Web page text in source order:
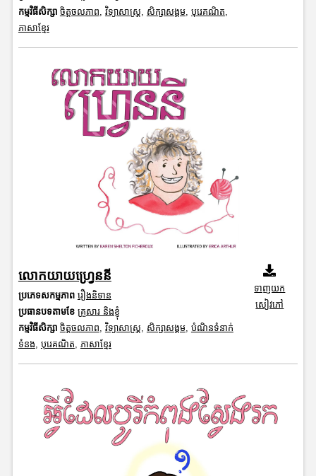
កម្មវិធីសិក្សា ចិត្តចលភាព វិទ្យាសាស្រ្ត សិក្សាសង្គម, បុរេគណិត
ភាសាខ្មែរ
លោកយាយហ្រ្វេននី
ប្រភេទសកម្មភាព រឿងនិទាន
ប្រធានបទតាមខែ គ្រួសារ និងខ្ញុំ
កម្មវិធីសិក្សា ចិត្តចលភាព វិទ្យាសាស្រ្ត សិក្សាសង្គម, បំណិនទំនាក់
ទំនង បុរេគណិត ភាសាខ្មែរ
ទាញយក
សៀវភៅ